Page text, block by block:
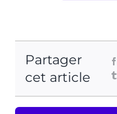
Partager
cet article